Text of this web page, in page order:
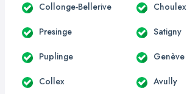
Collonge-Bellerive Choulex
Presinge Satigny
Puplinge Genève
Collex Avully